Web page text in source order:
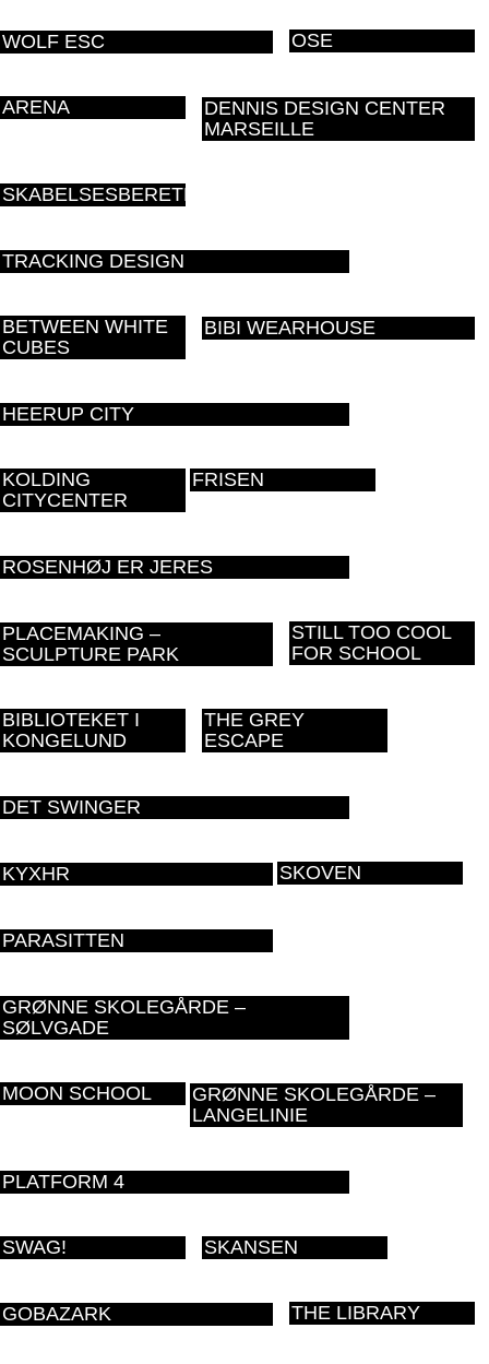
WOLF ESC OSE
ARENA
DENNIS DESIGN CENTER
MARSEILLE
SKABELSESBERETNINGEN
TRACKING DESIGN
BETWEEN WHITE
CUBES
BIBI WEARHOUSE
HEERUP CITY
KOLDING
CITYCENTER
FRISEN
ROSENHØJ ER JERES
PLACEMAKING –
SCULPTURE PARK
STILL TOO COOL
FOR SCHOOL
BIBLIOTEKET I
KONGELUND
THE GREY
ESCAPE
DET SWINGER
KYXHR SKOVEN
PARASITTEN
GRØNNE SKOLEGÅRDE –
SØLVGADE
MOON SCHOOL
GRØNNE SKOLEGÅRDE –
LANGELINIE
PLATFORM 4
SWAG! SKANSEN
GOBAZARK THE LIBRARY